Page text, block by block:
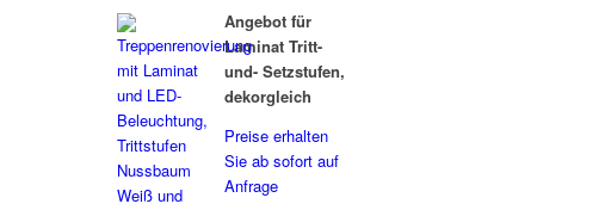
Angebot für
Laminat Tritt-
und- Setzstufen,
dekorgleich
Preise erhalten
Sie ab sofort auf
Anfrage